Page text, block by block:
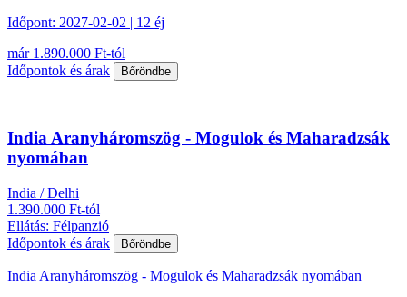
Időpont: 2027-02-02 | 12 éj
már 1.890.000 Ft-tól
Időpontok és árak
Bőröndbe
India Aranyháromszög - Mogulok és Maharadzsák
nyomában
India / Delhi
1.390.000 Ft-tól
Ellátás: Félpanzió
Időpontok és árak
Bőröndbe
India Aranyháromszög - Mogulok és Maharadzsák nyomában